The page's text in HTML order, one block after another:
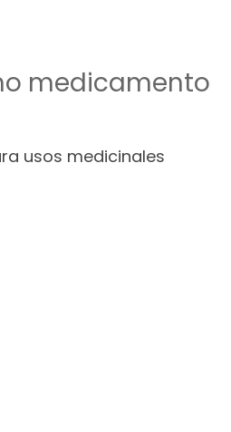
medicamento
usos medicinales